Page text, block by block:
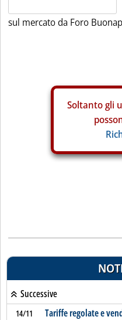
sul mercato da Foro
Soltanto gli
Successive
14/11 Tariffe regolate e